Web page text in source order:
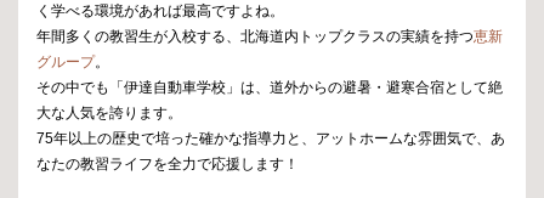
く学べる環境があれば最高ですよね。
年間多くの教習生が入校する、北海道内トップクラスの実績を持つ恵新
グループ。
その中でも「伊達自動車学校」は、道外からの避暑・避寒合宿として絶
大な人気を誇ります。
75年以上の歴史で培った確かな指導力と、アットホームな雰囲気で、あ
なたの教習ライフを全力で応援します！